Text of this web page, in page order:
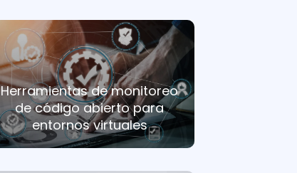
Herramientas de monitoreo
de código abierto para
entornos virtuales